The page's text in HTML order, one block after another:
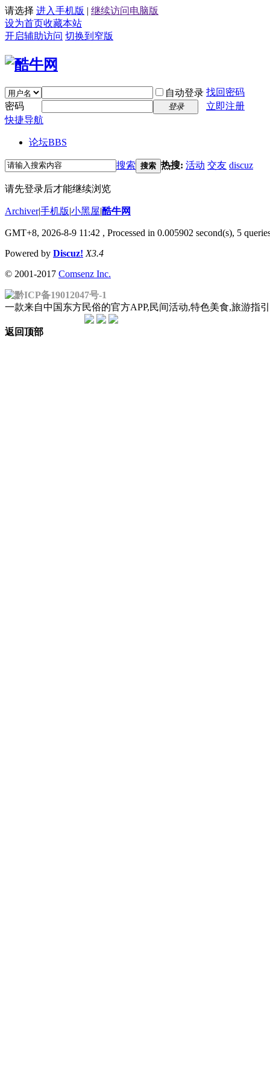
请选择 进入手机版 | 继续访问电脑版
设为首页收藏本站
开启辅助访问 切换到窄版
自动登录 找回密码
密码
登录
立即注册
快捷导航
论坛BBS
搜索 搜索 热搜: 活动 交友 discuz
请先登录后才能继续浏览
Archiver|手机版|小黑屋|酷牛网
GMT+8, 2026-8-9 11:42 , Processed in 0.005902 second(s), 5
Powered by Discuz! X3.4
© 2001-2017 Comsenz Inc.
黔ICP备19012047号-1
一款来自中国东方民俗的官方APP,民间活动,特色美食,旅游
返回顶部